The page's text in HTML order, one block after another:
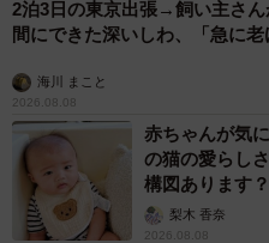
2泊3日の東京出張→飼い主さ
間にできた深いしわ、「急に老
海川 まこと
2026.08.08
赤ちゃんが気
の猫の愛らし
構図あります
梨木 香奈
2026.08.08